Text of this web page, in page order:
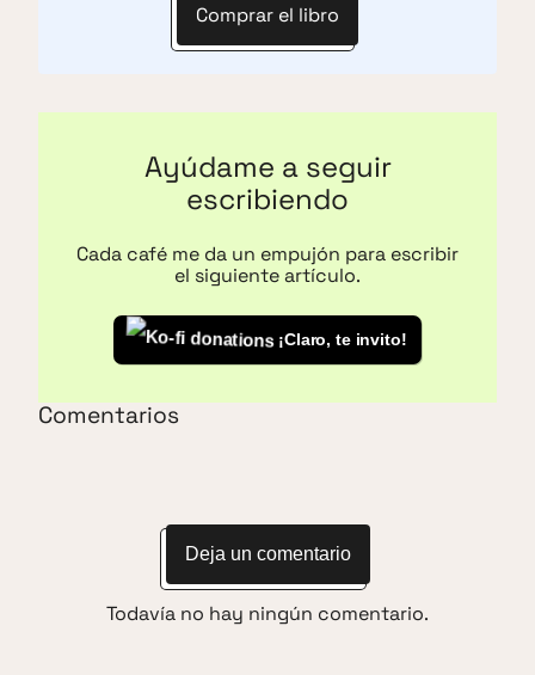
Comprar el libro
Ayúdame a seguir
escribiendo
Cada café me da un empujón para escribir
el siguiente artículo.
¡Claro, te invito!
Comentarios
Deja un comentario
Todavía no hay ningún comentario.